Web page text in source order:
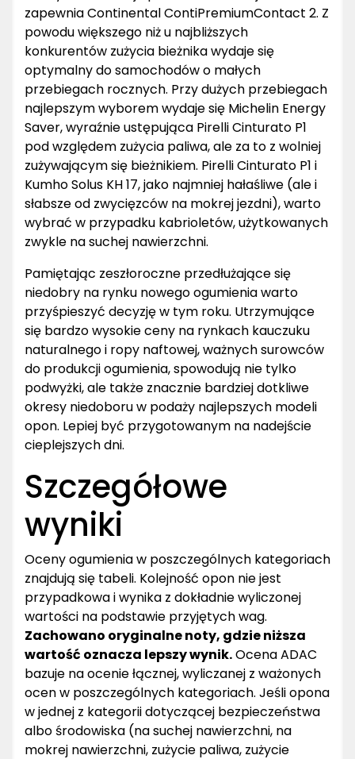
zapewnia Continental ContiPremiumContact 2. Z
powodu większego niż u najbliższych
konkurentów zużycia bieżnika wydaje się
optymalny do samochodów o małych
przebiegach rocznych. Przy dużych przebiegach
najlepszym wyborem wydaje się Michelin Energy
Saver, wyraźnie ustępująca Pirelli Cinturato P1
pod względem zużycia paliwa, ale za to z wolniej
zużywającym się bieżnikiem. Pirelli Cinturato P1 i
Kumho Solus KH 17, jako najmniej hałaśliwe (ale i
słabsze od zwycięzców na mokrej jezdni), warto
wybrać w przypadku kabrioletów, użytkowanych
zwykle na suchej nawierzchni.
Pamiętając zeszłoroczne przedłużające się
niedobry na rynku nowego ogumienia warto
przyśpieszyć decyzję w tym roku. Utrzymujące
się bardzo wysokie ceny na rynkach kauczuku
naturalnego i ropy naftowej, ważnych surowców
do produkcji ogumienia, spowodują nie tylko
podwyżki, ale także znacznie bardziej dotkliwe
okresy niedoboru w podaży najlepszych modeli
opon. Lepiej być przygotowanym na nadejście
cieplejszych dni.
Szczegółowe
wyniki
Oceny ogumienia w poszczególnych kategoriach
znajdują się tabeli. Kolejność opon nie jest
przypadkowa i wynika z dokładnie wyliczonej
wartości na podstawie przyjętych wag.
Zachowano oryginalne noty, gdzie niższa
wartość oznacza lepszy wynik.Ocena ADAC
bazuje na ocenie łącznej, wyliczanej z ważonych
ocen w poszczególnych kategoriach. Jeśli opona
w jednej z kategorii dotyczącej bezpieczeństwa
albo środowiska (na suchej nawierzchni, na
mokrej nawierzchni, zużycie paliwa, zużycie